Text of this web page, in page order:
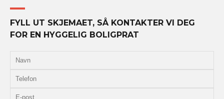
FYLL UT SKJEMAET, SÅ KONTAKTER VI DEG
FOR EN HYGGELIG BOLIGPRAT